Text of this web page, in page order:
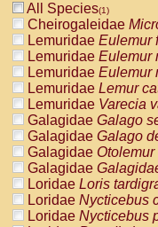
All Species(1)
Cheirogaleidae
Lemuridae Eulemur
Lemuridae Eulemur
Lemuridae Eulemur
Lemuridae Lemur
Lemuridae Varecia
Galagidae Galago
Galagidae Galago
Galagidae
Galagidae
Loridae Loris
Loridae Nycticebus
Loridae Nycticebus